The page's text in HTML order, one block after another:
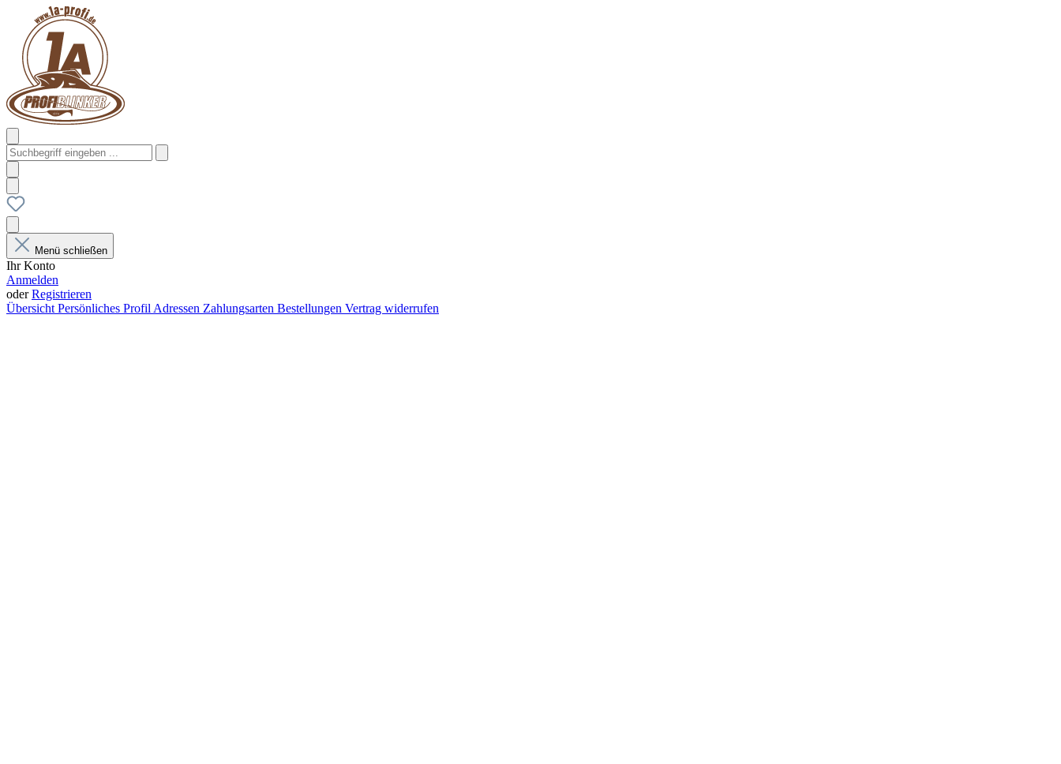
Menü schließen
Ihr Konto
Anmelden
oderRegistrieren
Übersicht Persönliches Profil Adressen Zahlungsarten Bestellungen Vertrag widerrufen